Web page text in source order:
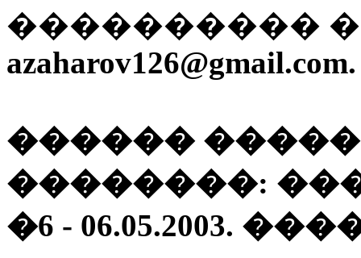
����������
azaharov126@gmail.com.
������
��������:
�6 - 06.05.2003.